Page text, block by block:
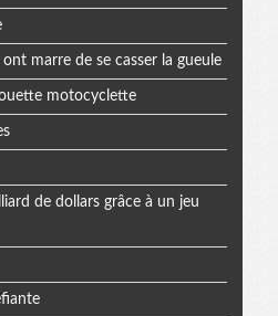
marre de se casser la gueule
motocyclette
de dollars grâce à un jeu